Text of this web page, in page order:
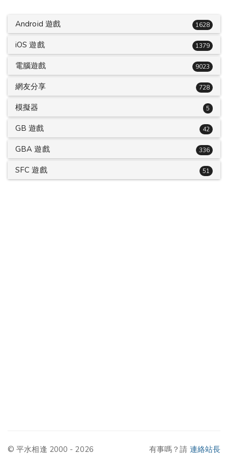
Android 遊戲 1628
iOS 遊戲 1379
電腦遊戲 9023
網友分享 728
模擬器 5
GB 遊戲 42
GBA 遊戲 336
SFC 遊戲 51
© 平水相逢 2000 - 2026 有事嗎？請 連絡站長